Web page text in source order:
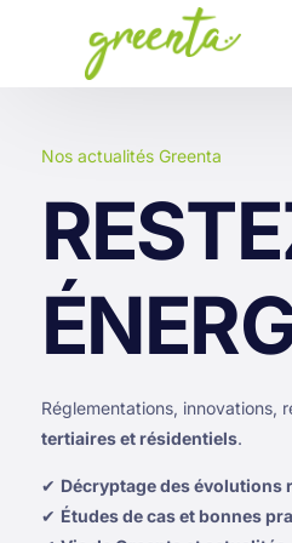
Articles
de la transition
Réglementations,
retours
Nos actualités Greenta
Réglementations, innovations,
tertiaires et résidentiels.
✔ Décryptage des évolutions
✔ Études de cas et bonnes